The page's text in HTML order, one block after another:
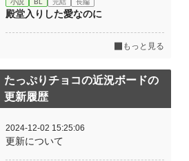
殿堂入りした愛なのに
もっと見る
たっぷりチョコの近況ボードの
更新履歴
2024-12-02 15:25:06
更新について